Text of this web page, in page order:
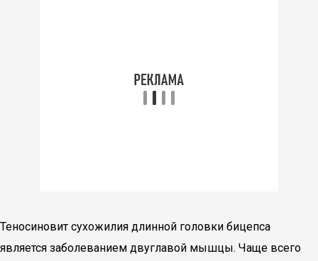
Теносиновит сухожилия длинной головки бицепса
является заболеванием двуглавой мышцы. Чаще всего